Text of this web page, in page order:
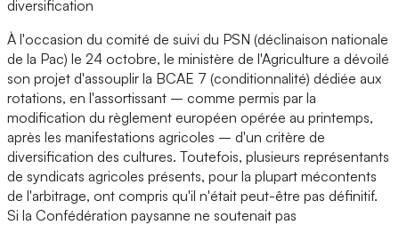
diversification
À l'occasion du comité de suivi du PSN (déclinaison nationale
de la Pac) le 24 octobre, le ministère de l'Agriculture a dévoilé
son projet d'assouplir la BCAE 7 (conditionnalité) dédiée aux
rotations, en l'assortissant – comme permis par la
modification du règlement européen opérée au printemps,
après les manifestations agricoles – d'un critère de
diversification des cultures. Toutefois, plusieurs représentants
de syndicats agricoles présents, pour la plupart mécontents
de l'arbitrage, ont compris qu'il n'était peut-être pas définitif.
Si la Confédération paysanne ne soutenait pas